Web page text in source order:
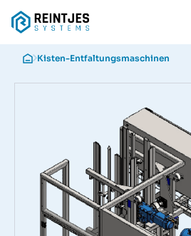
Kisten-Entfaltungsmaschinen